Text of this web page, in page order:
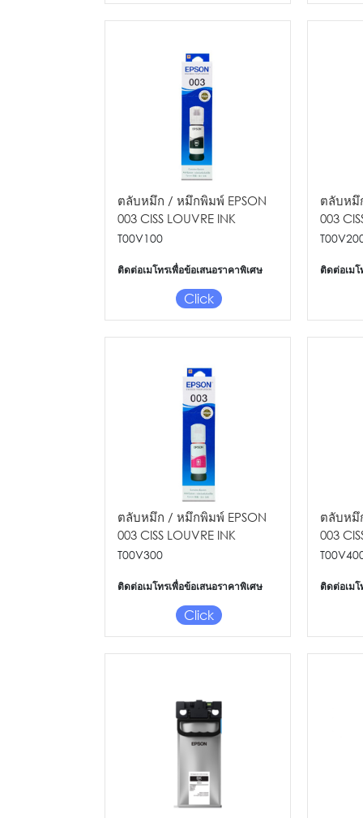
Click
ตลับหมึก / หมึกพิมพ์ EPSON
003 CISS LOUVRE INK
BOTTLE (BK)
T00V100
ติดต่อเมโทรเพื่อข้อเสนอราคาพิเศษ
ตลับหมึ
003
ติดต่อเมโ
Click
ตลับหมึก / หมึกพิมพ์ EPSON
003 CISS LOUVRE INK
BOTTLE (M)
T00V300
ติดต่อเมโทรเพื่อข้อเสนอราคาพิเศษ
ตลับหมึ
003
ติดต่อเมโ